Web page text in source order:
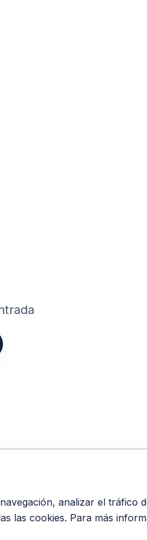
analizar el tráfico
las cookies. Para más